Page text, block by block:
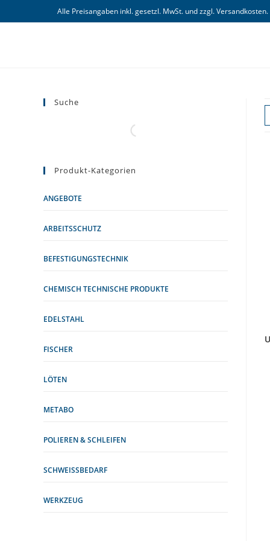
Inhalt
Alle Preisangaben inkl. gesetzl. MwSt. und zzgl.
Suche
Produkt-Kategorien
ANGEBOTE
ARBEITSSCHUTZ
BEFESTIGUNGSTECHNIK
CHEMISCH TECHNISCHE PRODUKTE
EDELSTAHL
FISCHER
LÖTEN
METABO
POLIEREN & SCHLEIFEN
SCHWEISSBEDARF
WERKZEUG